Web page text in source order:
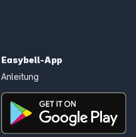
Easybell-App
Anleitung